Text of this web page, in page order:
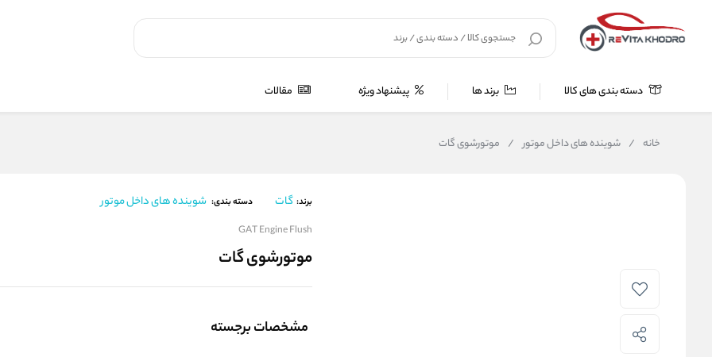
دسته بندی های کالا برند ها پیشنهاد ویژه مقالات
خانه / شوینده های داخل موتور / موتورشوی گات
برند: گات دسته بندی: شوینده های داخل موتور
GAT Engine Flush
موتورشوی گات
مشخصات برجسته